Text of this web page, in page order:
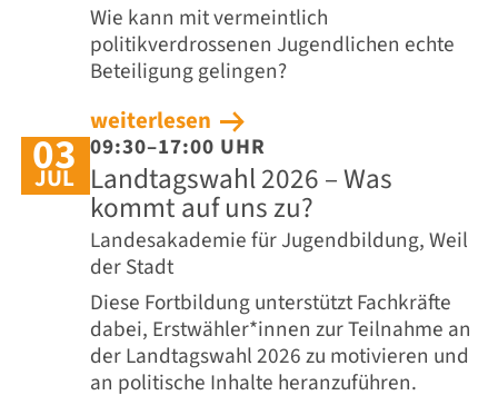
Wie kann mit vermeintlich
politikverdrossenen Jugendlichen echte
Beteiligung gelingen?
weiterlesen
03
JUL
09:30–17:00 UHR
Landtagswahl 2026 – Was
kommt auf uns zu?
Landesakademie für Jugendbildung, Weil
der Stadt
Diese Fortbildung unterstützt Fachkräfte
dabei, Erstwähler*innen zur Teilnahme an
der Landtagswahl 2026 zu motivieren und
an politische Inhalte heranzuführen.